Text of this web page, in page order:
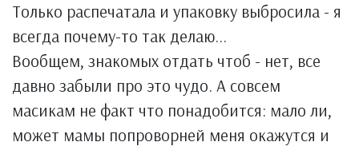
Только распечатала и упаковку выбросила - я
всегда почему-то так делаю...
Вообщем, знакомых отдать чтоб - нет, все
давно забыли про это чудо. А совсем
масикам не факт что понадобится: мало ли,
может мамы попроворней меня окажутся и